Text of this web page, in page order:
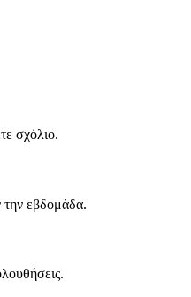
σχόλιο.
την εβδομάδα.